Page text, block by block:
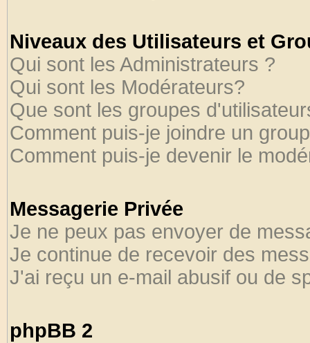
Niveaux des Utilisateurs et
Qui sont les Administrateurs ?
Qui sont les Modérateurs?
Que sont les groupes
Comment puis-je joindre un
Comment puis-je devenir le
Messagerie Privée
Je ne peux pas envoyer de
Je continue de recevoir des
J'ai reçu un e-mail abusif ou de
phpBB 2